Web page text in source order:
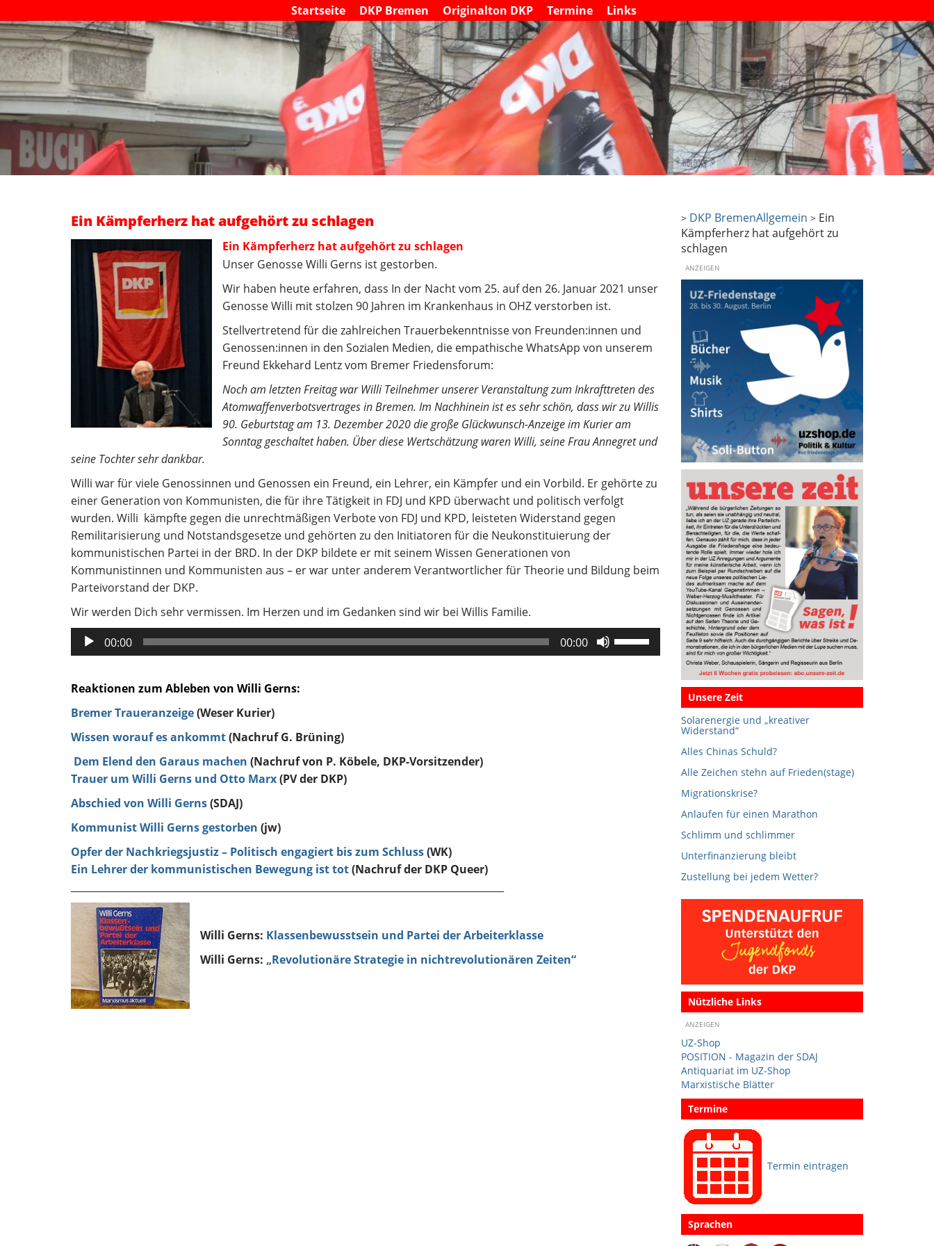
M
a
i
n
m
e
n
S
k
i
p
t
o
c
t
e
n
Startseite DKP Bremen Originalton DKP Termine Links
Ein Kämpferherz hat aufgehört zu schlagen
Ein Kämpferherz hat aufgehört zu schlagen
Unser Genosse Willi Gerns ist gestorben.
Wir haben heute erfahren, dass In der Nacht vom 25. auf den 26. Januar 2021 unser
Genosse Willi mit stolzen 90 Jahren im Krankenhaus in OHZ verstorben ist.
Stellvertretend für die zahlreichen Trauerbekenntnisse von Freunden:innen und
Genossen:innen in den Sozialen Medien, die empathische WhatsApp von unserem
Freund Ekkehard Lentz vom Bremer Friedensforum:
Noch am letzten Freitag war Willi Teilnehmer unserer Veranstaltung zum Inkrafttreten des
Atomwaffenverbotsvertrages in Bremen. Im Nachhinein ist es sehr schön, dass wir zu Willis
90. Geburtstag am 13. Dezember 2020 die große Glückwunsch-Anzeige im Kurier am
Sonntag geschaltet haben. Über diese Wertschätzung waren Willi, seine Frau Annegret und
seine Tochter sehr dankbar.
Willi war für viele Genossinnen und Genossen ein Freund, ein Lehrer, ein Kämpfer und ein Vorbild. Er gehörte zu
einer Generation von Kommunisten, die für ihre Tätigkeit in FDJ und KPD überwacht und politisch verfolgt
wurden. Willi kämpfte gegen die unrechtmäßigen Verbote von FDJ und KPD, leisteten Widerstand gegen
Remilitarisierung und Notstandsgesetze und gehörten zu den Initiatoren für die Neukonstituierung der
kommunistischen Partei in der BRD. In der DKP bildete er mit seinem Wissen Generationen von
Kommunistinnen und Kommunisten aus – er war unter anderem Verantwortlicher für Theorie und Bildung beim
Parteivorstand der DKP.
Wir werden Dich sehr vermissen. Im Herzen und im Gedanken sind wir bei Willis Familie.
Audio-
Player
00:00 00:00
Pfeiltasten
Hoch/Runter
Reaktionen zum Ableben von Willi Gerns:
Bremer Traueranzeige(Weser Kurier)
Wissen worauf es ankommt(Nachruf G. Brüning)
Dem Elend den Garaus machen (Nachruf von P. Köbele, DKP-Vorsitzender)
Trauer um Willi Gerns und Otto Marx(PV der DKP)
Abschied von Willi Gerns(SDAJ)
Kommunist Willi Gerns gestorben (jw)
Opfer der Nachkriegsjustiz – Politisch engagiert bis zum Schluss(WK)
Ein Lehrer der kommunistischen Bewegung ist tot(Nachruf der DKP Queer)
Willi Gerns: Klassenbewusstsein und Partei der Arbeiterklasse
Willi Gerns: „Revolutionäre Strategie in nichtrevolutionären Zeiten“
> DKP BremenAllgemein > Ein
Kämpferherz hat aufgehört zu
schlagen
ANZEIGEN
Unsere Zeit
Solarenergie und „kreativer
Widerstand“
Alles Chinas Schuld?
Alle Zeichen stehn auf Frieden(stage)
Migrationskrise?
Anlaufen für einen Marathon
Schlimm und schlimmer
Unterfinanzierung bleibt
Zustellung bei jedem Wetter?
Nützliche Links
ANZEIGEN
UZ-Shop
POSITION - Magazin der SDAJ
Antiquariat im UZ-Shop
Marxistische Blätter
Termine
Termin eintragen
Sprachen